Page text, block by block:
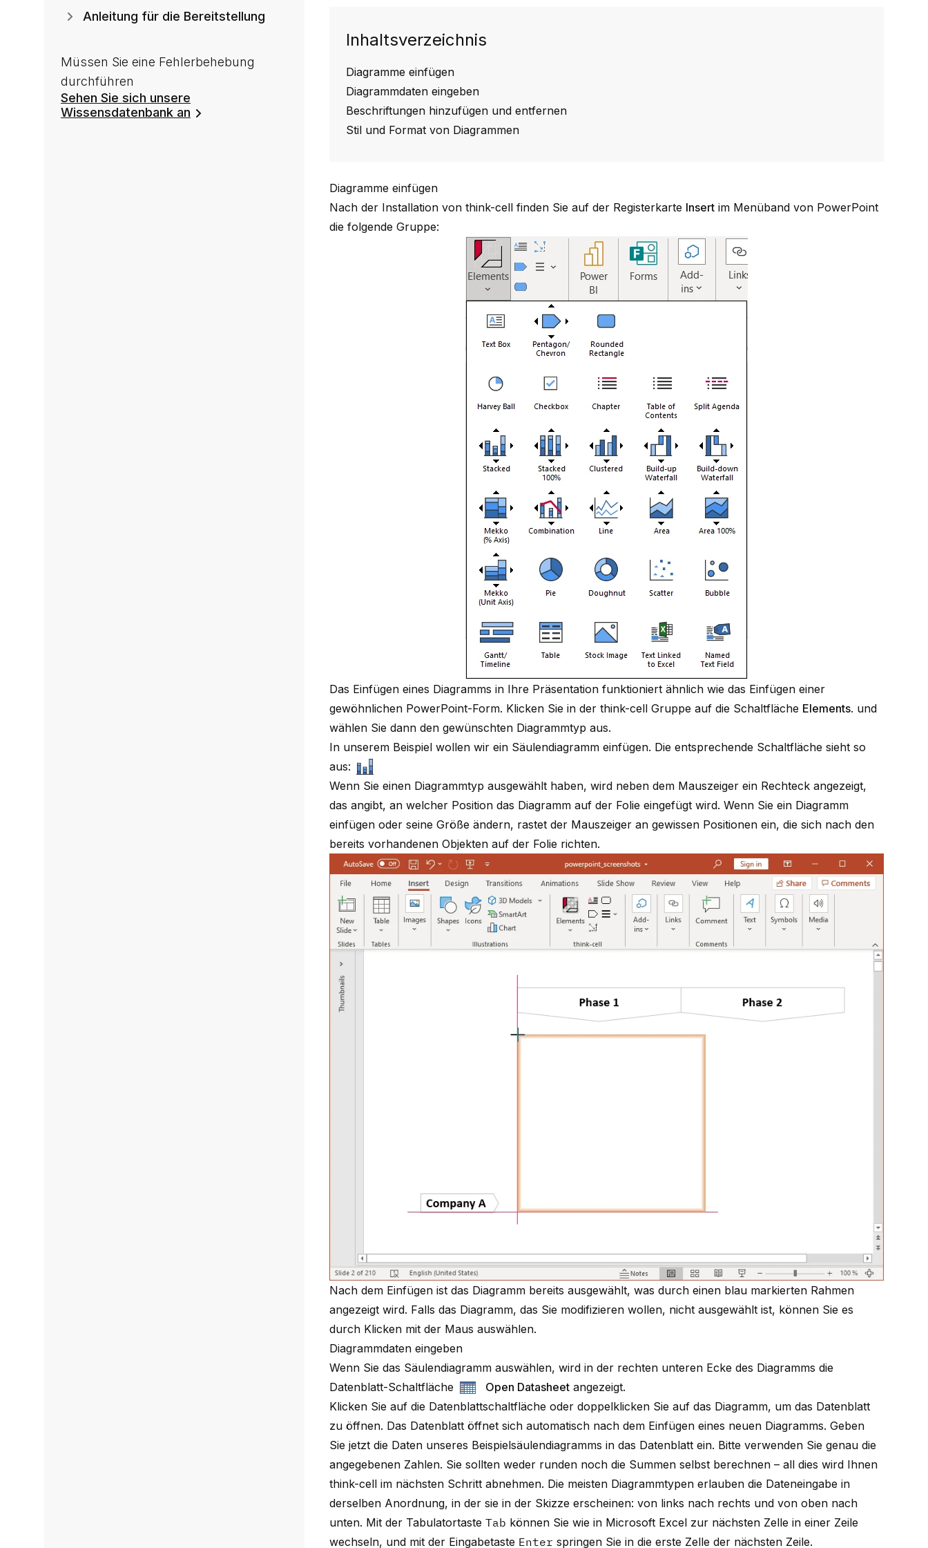
Inhaltsverzeichnis
Diagramme einfügen
Diagrammdaten eingeben
Beschriftungen hinzufügen und entfernen
Stil und Format von Diagrammen
Diagramme einfügen
Nach der Installation von think-cell finden Sie auf der Registerkarte Insert im Menüband von PowerPoint
die folgende Gruppe:
Das Einfügen eines Diagramms in Ihre Präsentation funktioniert ähnlich wie das Einfügen einer
gewöhnlichen PowerPoint-Form. Klicken Sie in der think-cell Gruppe auf die Schaltfläche Elements. und
wählen Sie dann den gewünschten Diagrammtyp aus.
In unserem Beispiel wollen wir ein Säulendiagramm einfügen. Die entsprechende Schaltfläche sieht so
aus:
Wenn Sie einen Diagrammtyp ausgewählt haben, wird neben dem Mauszeiger ein Rechteck angezeigt,
das angibt, an welcher Position das Diagramm auf der Folie eingefügt wird. Wenn Sie ein Diagramm
einfügen oder seine Größe ändern, rastet der Mauszeiger an gewissen Positionen ein, die sich nach den
bereits vorhandenen Objekten auf der Folie richten.
Nach dem Einfügen ist das Diagramm bereits ausgewählt, was durch einen blau markierten Rahmen
angezeigt wird. Falls das Diagramm, das Sie modifizieren wollen, nicht ausgewählt ist, können Sie es
durch Klicken mit der Maus auswählen.
Diagrammdaten eingeben
Wenn Sie das Säulendiagramm auswählen, wird in der rechten unteren Ecke des Diagramms die
Datenblatt-Schaltfläche
Open Datasheet angezeigt.
Klicken Sie auf die Datenblattschaltfläche oder doppelklicken Sie auf das Diagramm, um das Datenblatt
zu öffnen. Das Datenblatt öffnet sich automatisch nach dem Einfügen eines neuen Diagramms. Geben
Sie jetzt die Daten unseres Beispielsäulendiagramms in das Datenblatt ein. Bitte verwenden Sie genau die
angegebenen Zahlen. Sie sollten weder runden noch die Summen selbst berechnen – all dies wird Ihnen
think-cell im nächsten Schritt abnehmen. Die meisten Diagrammtypen erlauben die Dateneingabe in
derselben Anordnung, in der sie in der Skizze erscheinen: von links nach rechts und von oben nach
unten. Mit der TabulatortasteTab können Sie wie in Microsoft Excel zur nächsten Zelle in einer Zeile
wechseln, und mit der Eingabetaste Enter springen Sie in die erste Zelle der nächsten Zeile.
Anleitung für die Bereitstellung
Müssen Sie eine Fehlerbehebung
durchführen
Sehen Sie sich unsere
Wissensdatenbank an